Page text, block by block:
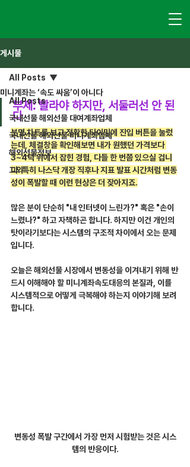
게시물
All Posts
국내선물 해외선물 대여계좌업체
국내선물 해외선물 미니계좌업체
해외선물정보
그외
All Posts
미니계좌는 ‘속도 싸움’이 아니다
부제: 빨라야 하지만, 서둘러선 안 된
다
분명 차트를 보고 정확한 타이밍에 진입 버튼을 눌렀
는데, 체결창을 확인해보면 내가 원했던 가격보다
3~4틱 위에서 잡힌 경험, 다들 한 번쯤 있으실 겁니
다. 특히 나스닥 개장 직후나 지표 발표 시간처럼 변동
성이 폭발할 때 이런 현상은 더 잦아지죠.
많은 분이 단순히 "내 인터넷이 느린가?" 혹은 "손이
느렸나?" 하고 자책하곤 합니다. 하지만 이건 개인의
탓이라기보다는 시스템의 구조적 차이에서 오는 문제
입니다.
오늘은 해외선물 시장에서 변동성을 이겨내기 위해 반
드시 이해해야 할 미니계좌속도대응의 본질과, 이를
시스템적으로 어떻게 극복해야 하는지 이야기해 보려
합니다.
변동성 폭발 구간에서 가장 먼저 시험받는 것은 시스
템의 반응이다.